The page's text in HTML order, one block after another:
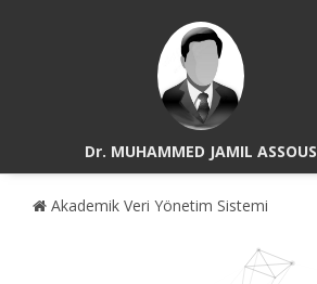
Dr. MUHAMMED JAMIL ASSOUS
Akademik Veri Yönetim Sistemi